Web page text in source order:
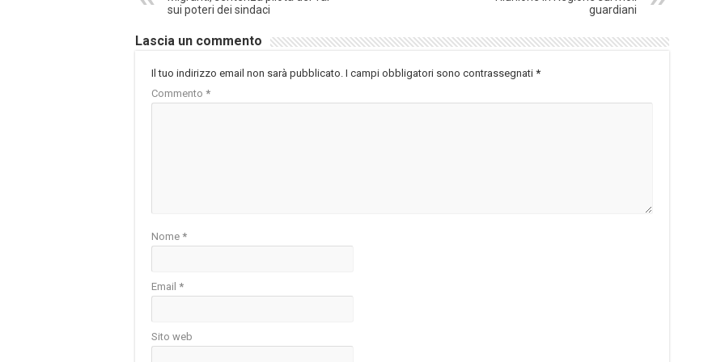
sui poteri dei sindaci
guardiani
Lascia un commento
Il tuo indirizzo email non sarà pubblicato. I campi obbligatori sono contrassegnati *
Commento *
Nome *
Email *
Sito web